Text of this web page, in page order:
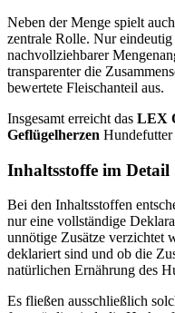
Neben der Menge spielt
zentrale Rolle. Nur
nachvollziehbarer
transparenter die
bewertete Fleischanteil aus.
Insgesamt erreicht das LEX
Geflügelherzen Hundefutter
Inhaltsstoffe im Detail
Bei den Inhaltsstoffen
nur eine vollständige
unnötige Zusätze verzichtet
deklariert sind und ob die
natürlichen Ernährung des
Es fließen ausschließlich